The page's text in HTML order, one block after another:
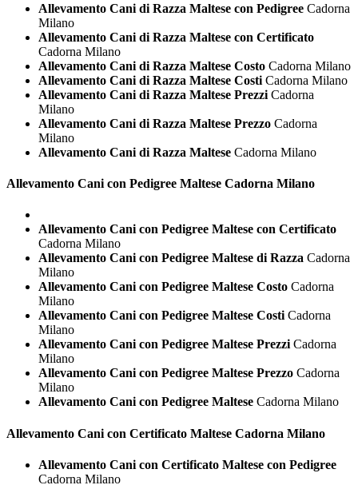
Allevamento Cani di Razza Maltese con Pedigree Cadorna
Milano
Allevamento Cani di Razza Maltese con Certificato
Cadorna Milano
Allevamento Cani di Razza Maltese Costo Cadorna Milano
Allevamento Cani di Razza Maltese Costi Cadorna Milano
Allevamento Cani di Razza Maltese Prezzi Cadorna
Milano
Allevamento Cani di Razza Maltese Prezzo Cadorna
Milano
Allevamento Cani di Razza Maltese Cadorna Milano
Allevamento Cani con Pedigree Maltese Cadorna Milano
Allevamento Cani con Pedigree Maltese con Certificato
Cadorna Milano
Allevamento Cani con Pedigree Maltese di Razza Cadorna
Milano
Allevamento Cani con Pedigree Maltese Costo Cadorna
Milano
Allevamento Cani con Pedigree Maltese Costi Cadorna
Milano
Allevamento Cani con Pedigree Maltese Prezzi Cadorna
Milano
Allevamento Cani con Pedigree Maltese Prezzo Cadorna
Milano
Allevamento Cani con Pedigree Maltese Cadorna Milano
Allevamento Cani con Certificato Maltese Cadorna Milano
Allevamento Cani con Certificato Maltese con Pedigree
Cadorna Milano